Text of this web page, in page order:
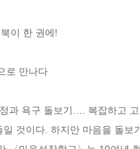
이 한 권에!
로 만나다
과 욕구 돌보기…. 복잡하고
것이다. 하지만 마음을 돌